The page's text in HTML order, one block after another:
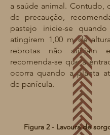
a saúde animal. Contudo,
de precaução,
pastejo inicie-se
atingirem 1,00 m de
rebrotas não atinjam
recomenda-se que a
ocorra quando a planta
de panícula.
Figura 2 - Lavoura de